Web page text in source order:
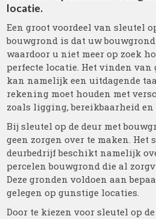
locatie.
Een groot voordeel van sleutel
bouwgrond is dat uw
waardoor u niet meer op zoek
perfecte locatie. Het vinden
kan namelijk een uitdagende
rekening moet houden met
zoals ligging, bereikbaarheid
Bij sleutel op de deur met
geen zorgen over te maken. Het
deurbedrijf beschikt namelijk
percelen bouwgrond die al
Deze gronden voldoen aan
gelegen op gunstige locaties.
Door te kiezen voor sleutel op